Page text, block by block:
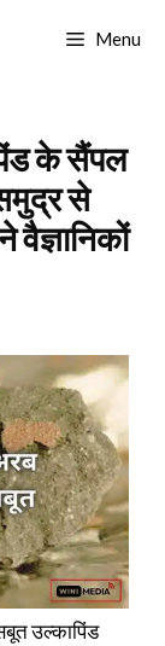
Menu
के सैंपल
से
उल्कापिंड